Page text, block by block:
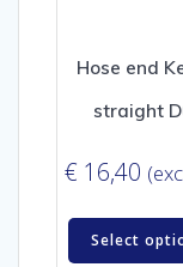
Hose end
straight
€ 16,40
Select